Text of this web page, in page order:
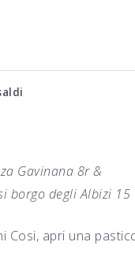
Gavinana 8r &
borgo degli Albizi 15
Cosi, apri una